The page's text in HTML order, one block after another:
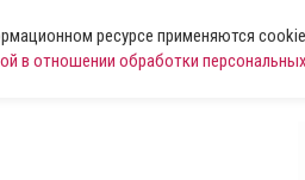
ресурсе применяются
в отношении обработки